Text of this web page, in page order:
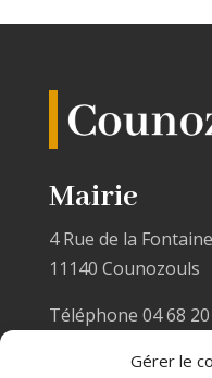
Gérer le
Mairie
4 Rue de la Fontaine
11140 Counozouls
Téléphone 04 68